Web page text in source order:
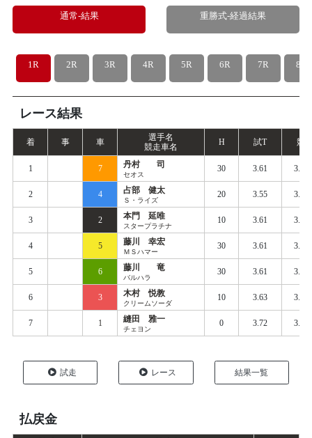
通常-結果 重勝式-経過結果
1R 2R 3R 4R 5R 6R 7R 8R
レース結果
着 事 車
選手名
競走車名
H 試T 競
1 7 丹村 司
セオス
30 3.61 3.652
2 4 占部 健太
Ｓ・ライズ
20 3.55 3.670
3 2 本門 延唯
スタープラチナ
10 3.61 3.685
4 5 藤川 幸宏
ＭＳハマー
30 3.61 3.661
5 6 藤川 竜
バルハラ
30 3.61 3.668
6 3 木村 悦教
クリームソーダ
10 3.63 3.711
7 1 縫田 雅一
チェヨン
0 3.72 3.832
試走 レース 結果一覧
払戻金